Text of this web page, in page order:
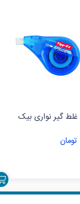
غلط گیر نواری بیک